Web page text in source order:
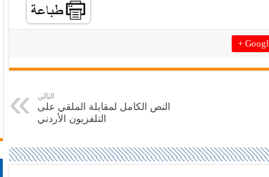
Google
التالي
النص الكامل لمقابلة الملقي على
التلفزيون الأردني